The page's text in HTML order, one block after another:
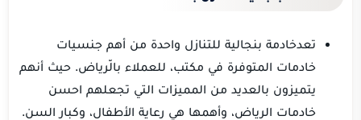
تعدخادمة بنجالية للتنازل واحدة من أهم جنسيات
خادمات المتوفرة في مكتب، للعملاء بالّرياض. حيث أنهم
يتميزون بالعديد من المميزات التي تجعلهم احسن
خادمات الرياض، وأهمها هي رعاية الأطفال، وكبار السن.